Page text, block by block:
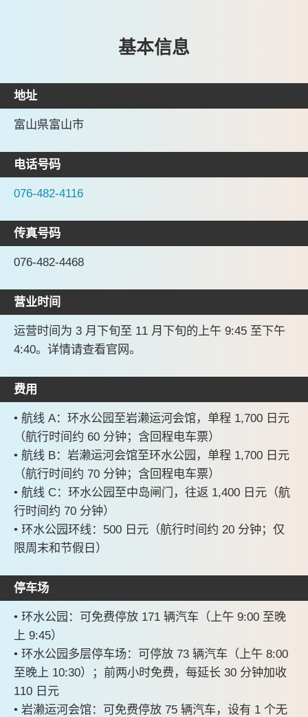
基本信息
地址
富山県富山市
电话号码
076-482-4116
传真号码
076-482-4468
营业时间
运营时间为 3 月下旬至 11 月下旬的上午 9:45 至下午
4:40。详情请查看官网。
费用
• 航线 A：环水公园至岩濑运河会馆，单程 1,700 日元
（航行时间约 60 分钟；含回程电车票）
• 航线 B：岩濑运河会馆至环水公园，单程 1,700 日元
（航行时间约 70 分钟；含回程电车票）
• 航线 C：环水公园至中岛闸门，往返 1,400 日元（航
行时间约 70 分钟）
• 环水公园环线：500 日元（航行时间约 20 分钟；仅
限周末和节假日）
停车场
• 环水公园：可免费停放 171 辆汽车（上午 9:00 至晚
上 9:45）
• 环水公园多层停车场：可停放 73 辆汽车（上午 8:00
至晚上 10:30）；前两小时免费，每延长 30 分钟加收
110 日元
• 岩濑运河会馆：可免费停放 75 辆汽车，设有 1 个无